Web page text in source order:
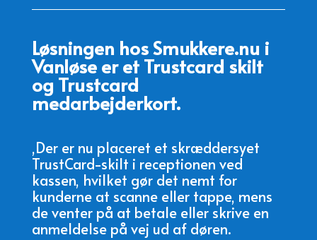
Løsningen hos Smukkere.nu i
Vanløse er et Trustcard skilt
og Trustcard
medarbejderkort.
,Der er nu placeret et skræddersyet
TrustCard-skilt i receptionen ved
kassen, hvilket gør det nemt for
kunderne at scanne eller tappe, mens
de venter på at betale eller skrive en
anmeldelse på vej ud af døren.